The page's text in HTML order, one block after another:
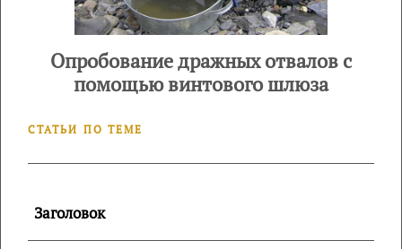
Опробование дражных отвалов с
помощью винтового шлюза
СТАТЬИ ПО ТЕМЕ
Заголовок